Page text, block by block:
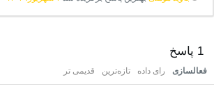
1 پاسخ
فعالسازی رای داده تازه‌ترین قدیمی تر